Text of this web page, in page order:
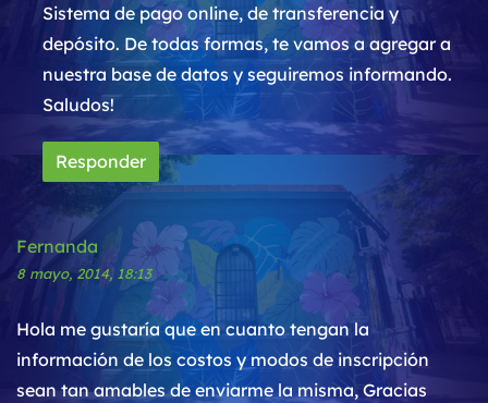
Sistema de pago online, de transferencia y
depósito. De todas formas, te vamos a agregar a
nuestra base de datos y seguiremos informando.
Saludos!
Responder
Fernanda
8 mayo, 2014, 18:13
Hola me gustaría que en cuanto tengan la
información de los costos y modos de inscripción
sean tan amables de enviarme la misma, Gracias